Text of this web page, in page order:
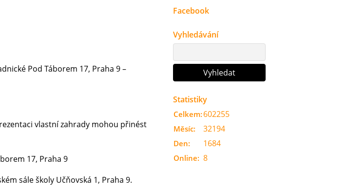
Pod Táborem 17, Praha 9 –
vlastní zahrady mohou přinést
17, Praha 9
sále školy Učňovská 1, Praha 9.
Facebook
Vyhledávání
Statistiky
Online: 8
Celkem: 602255
Měsíc: 32194
Den: 1684